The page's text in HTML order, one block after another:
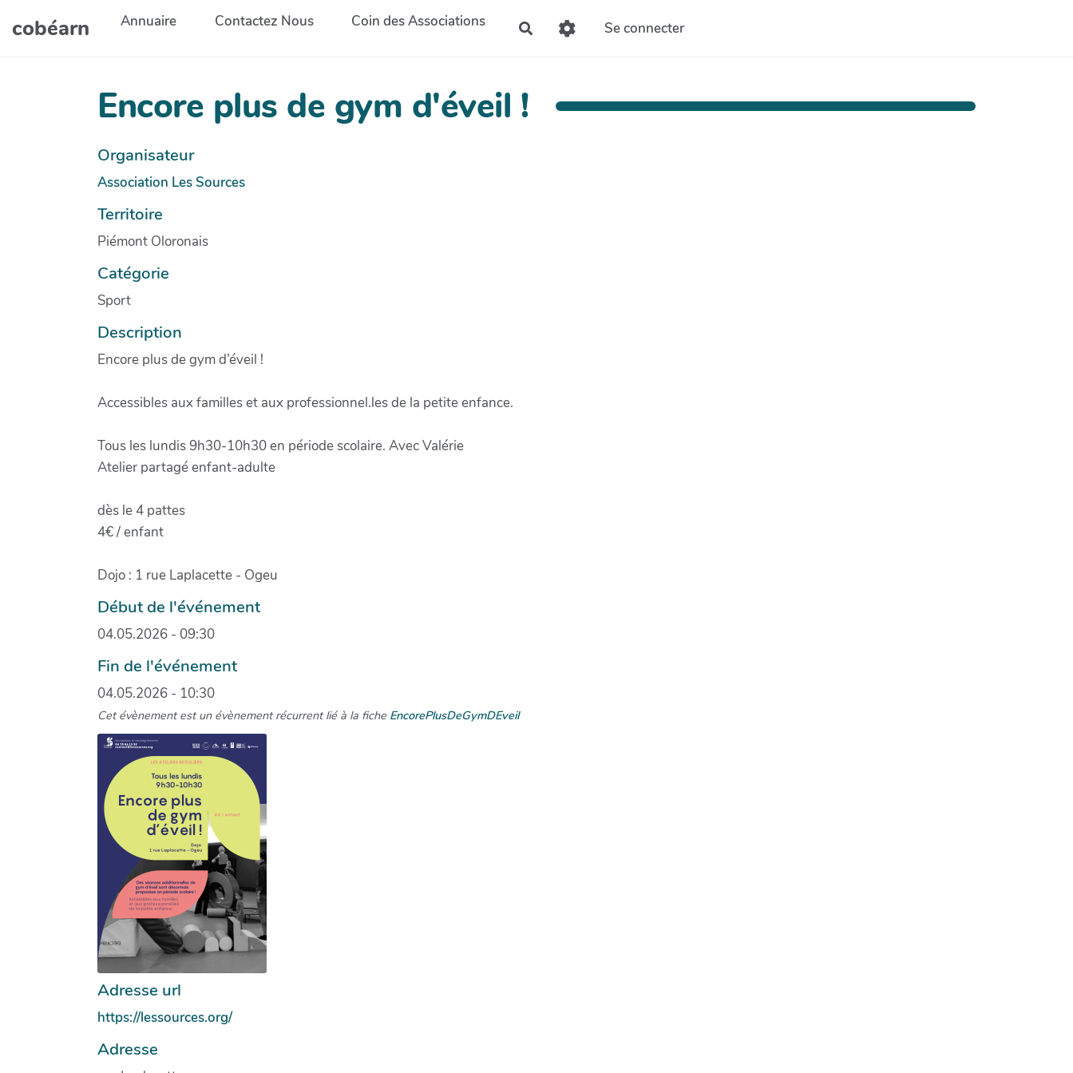
Aller au contenu principal
cobéarn Annuaire Contactez Nous Coin des Associations Rechercher Se connecter
Encore plus de gym d'éveil !
Organisateur
Association Les Sources
Territoire
Piémont Oloronais
Catégorie
Sport
Description
Encore plus de gym d’éveil !
Accessibles aux familles et aux professionnel.les de la petite enfance.
Tous les lundis 9h30-10h30 en période scolaire. Avec Valérie
Atelier partagé enfant-adulte
dès le 4 pattes
4€ / enfant
Dojo : 1 rue Laplacette - Ogeu
Début de l'événement
04.05.2026 - 09:30
Fin de l'événement
04.05.2026 - 10:30
Cet évènement est un évènement récurrent lié à la fiche EncorePlusDeGymDEveil
Adresse url
https://lessources.org/
Adresse